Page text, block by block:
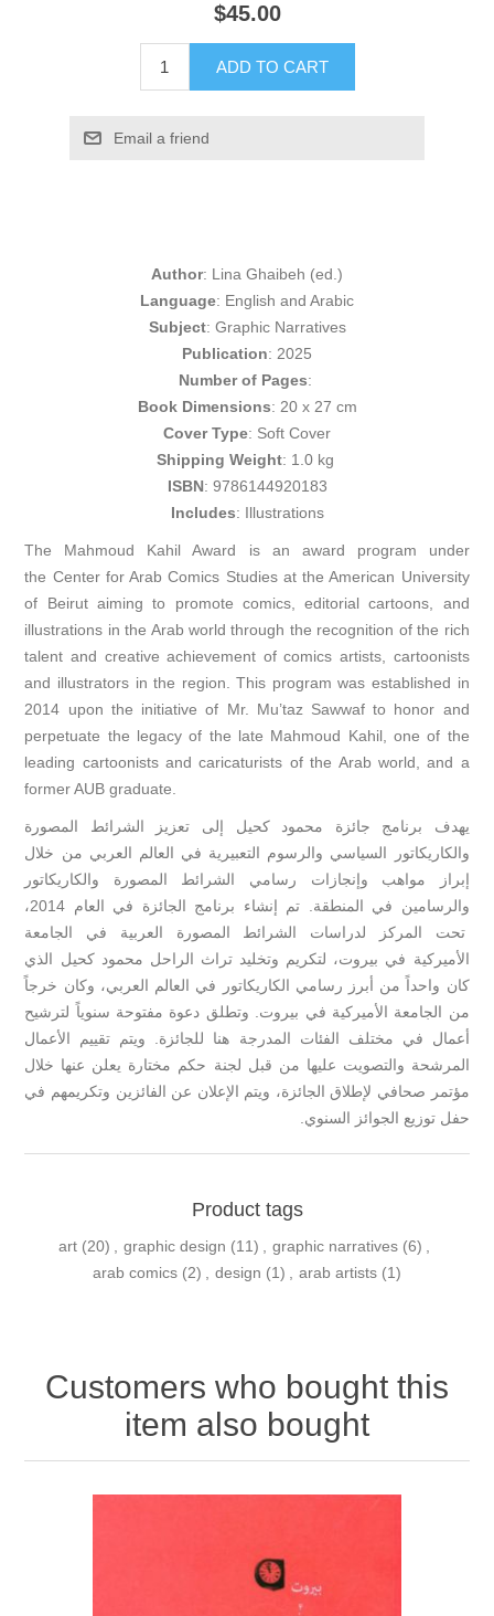
$45.00
ADD TO CART
Email a friend
Author: Lina Ghaibeh (ed.)
Language: English and Arabic
Subject: Graphic Narratives
Publication: 2025
Number of Pages: ​
Book Dimensions: 20 x 27 cm
Cover Type: Soft Cover
Shipping Weight: 1.0​ kg
ISBN: 9786144920183
Includes: Illustrations
​​The Mahmoud Kahil Award is an award program under
the Center for Arab Comics Studies at the American University
of Beirut aiming to promote comics, editorial cartoons, and
illustrations in the Arab world through the recognition of the rich
talent and creative achievement of comics artists, cartoonists
and illustrators in the region. This program was established in
2014 upon the initiative of Mr. Mu’taz Sawwaf to honor and
perpetuate the legacy of the late Mahmoud Kahil, one of the
leading cartoonists and caricaturists of the Arab world, and a
former AUB graduate.​​
يهدف برنامج جائزة محمود كحيل إلى تعزيز الشرائط المصورة
والكاريكاتور السياسي والرسوم التعبيرية في العالم العربي من خلال
إبراز مواهب وإنجازات رسامي الشرائط المصورة والكاريكاتور
والرسامين في المنطقة. تم إنشاء برنامج الجائزة في العام 2014،
تحت المركز لدراسات الشرائط المصورة العربية في الجامعة
الأميركية في بيروت، لتكريم وتخليد تراث الراحل محمود كحيل الذي
كان واحداً من أبرز رسامي الكاريكاتور في العالم العربي، وكان خرجاً
من الجامعة الأميركية في بيروت. وتطلق دعوة مفتوحة سنوياً لترشيح
أعمال في مختلف الفئات المدرجة هنا للجائزة. ويتم تقييم الأعمال
المرشحة والتصويت عليها من قبل لجنة حكم مختارة يعلن عنها خلال
مؤتمر صحافي لإطلاق الجائزة، ويتم الإعلان عن الفائزين وتكريمهم في
حفل توزيع الجوائز السنوي.
Product tags
art (20) , graphic design (11) , graphic narratives (6) ,
arab comics (2) , design (1) , arab artists (1)
Customers who bought this
item also bought